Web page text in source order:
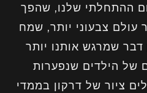
ההתחלתי שלנו, שהפך
עולם צבעוני יותר, שמח
שמרגש אותנו יותר
של הילדים שנפערות
ציור של דרקון בממדי